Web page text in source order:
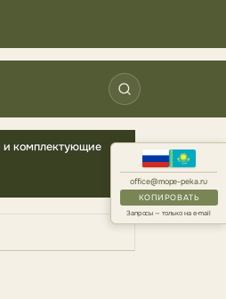
office@mope-peka.ru
КОПИРОВАТЬ
Запросы — только на e-mail
и комплектующие